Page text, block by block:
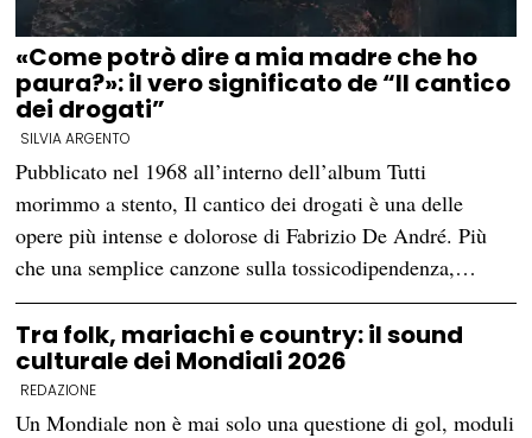
«Come potrò dire a mia madre che ho
paura?»: il vero significato de “Il cantico
dei drogati”
SILVIA ARGENTO
Pubblicato nel 1968 all’interno dell’album Tutti
morimmo a stento, Il cantico dei drogati è una delle
opere più intense e dolorose di Fabrizio De André. Più
che una semplice canzone sulla tossicodipendenza,…
Tra folk, mariachi e country: il sound
culturale dei Mondiali 2026
REDAZIONE
Un Mondiale non è mai solo una questione di gol, moduli